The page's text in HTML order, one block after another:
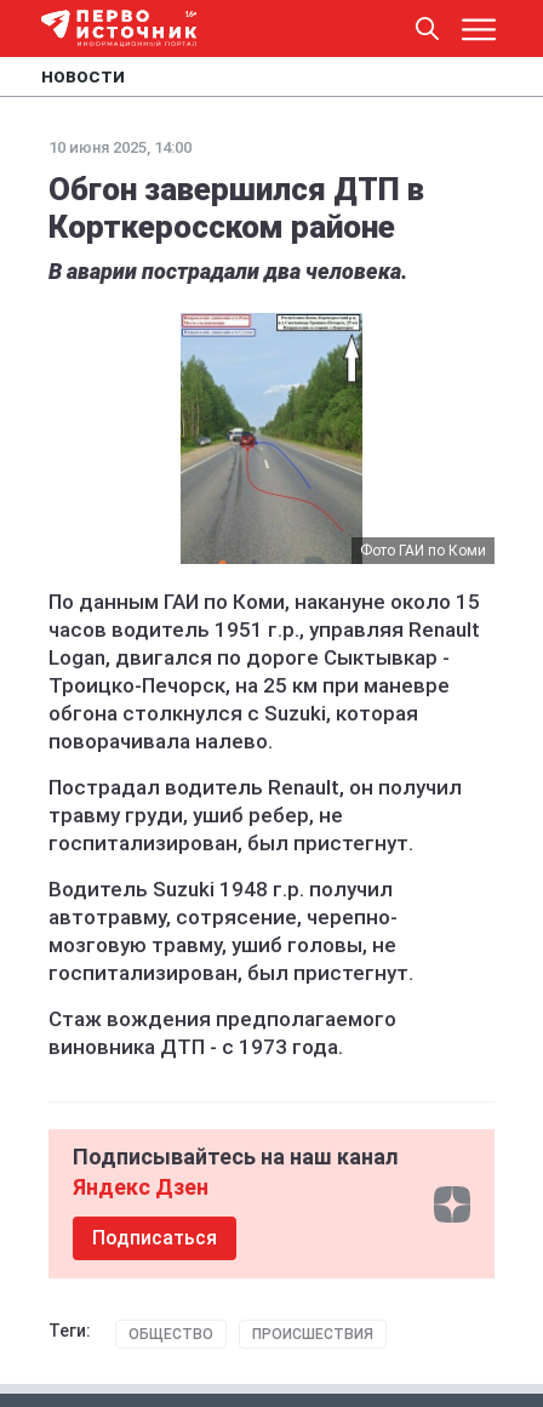
НОВОСТИ
10 июня 2025, 14:00
Обгон завершился ДТП в
Корткеросском районе
В аварии пострадали два человека.
Фото ГАИ по Коми
По данным ГАИ по Коми, накануне около 15
часов водитель 1951 г.р., управляя Renault
Logan, двигался по дороге Сыктывкар -
Троицко-Печорск, на 25 км при маневре
обгона столкнулся с Suzuki, которая
поворачивала налево.
Пострадал водитель Renault, он получил
травму груди, ушиб ребер, не
госпитализирован, был пристегнут.
Водитель Suzuki 1948 г.р. получил
автотравму, сотрясение, черепно-
мозговую травму, ушиб головы, не
госпитализирован, был пристегнут.
Стаж вождения предполагаемого
виновника ДТП - с 1973 года.
Подписывайтесь на наш канал
Яндекс Дзен
Подписаться
Теги: ОБЩЕСТВО ПРОИСШЕСТВИЯ